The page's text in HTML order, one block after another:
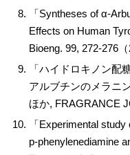
「Syntheses of α-
Effects on Human
Bioeng. 99, 272-276（
「ハイドロキノン配
アルブチンのメラニ
ほか, FRAGRANCE
「Experimental
p-phenylenediamine